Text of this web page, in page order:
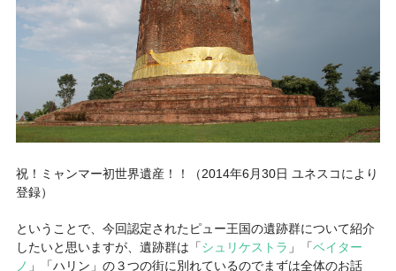
祝！ミャンマー初世界遺産！！（2014年6月30日 ユネスコにより
登録）
ということで、今回認定されたピュー王国の遺跡群について紹介
したいと思いますが、遺跡群は「シュリケストラ 」「ベイター
ノ 」「ハリン」の３つの街に別れているのでまずは全体のお話